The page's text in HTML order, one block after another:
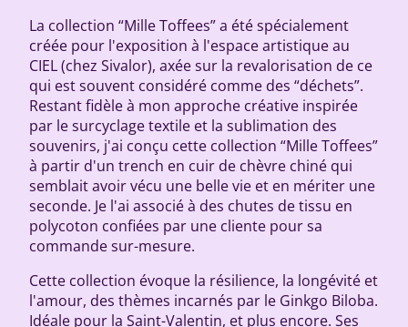
La collection “Mille Toffees” a été spécialement
créée pour l'exposition à l'espace artistique au
CIEL (chez Sivalor), axée sur la revalorisation de ce
qui est souvent considéré comme des “déchets”.
Restant fidèle à mon approche créative inspirée
par le surcyclage textile et la sublimation des
souvenirs, j'ai conçu cette collection “Mille Toffees”
à partir d'un trench en cuir de chèvre chiné qui
semblait avoir vécu une belle vie et en mériter une
seconde. Je l'ai associé à des chutes de tissu en
polycoton confiées par une cliente pour sa
commande sur-mesure.
Cette collection évoque la résilience, la longévité et
l'amour, des thèmes incarnés par le Ginkgo Biloba.
Idéale pour la Saint-Valentin, et plus encore. Ses